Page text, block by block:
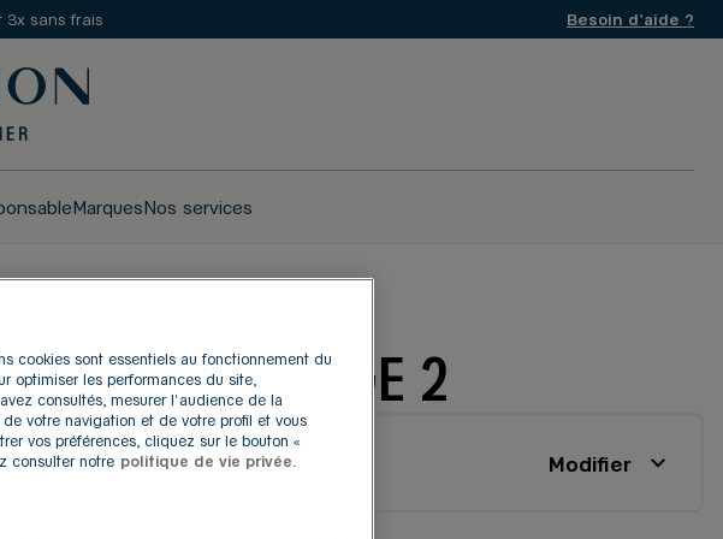
3x sans frais Besoin d'aide ?
MarquesNos services
À GAGNY - PAGE 2
Modifier
cookies sont essentiels au fonctionnement du
optimiser les performances du site,
consultés, mesurer l'audience de la
votre navigation et de votre profil et vous
vos préférences, cliquez sur le bouton «
consulter notre politique de vie privée.